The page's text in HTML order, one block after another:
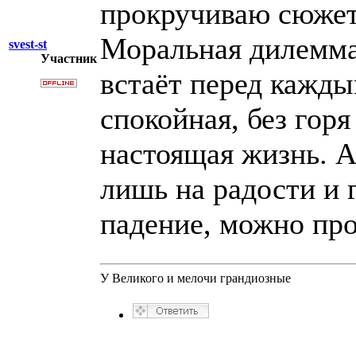
svest-st
Участник
прокручиваю
Моральная
встаёт перед
спокойная, без
настоящая жизнь.
лишь на радости и
падение, можно
У Великого и мелочи грандиозные